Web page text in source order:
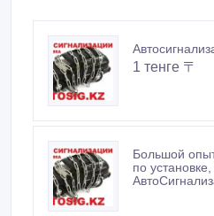
1 тенге 〒
Большой
по